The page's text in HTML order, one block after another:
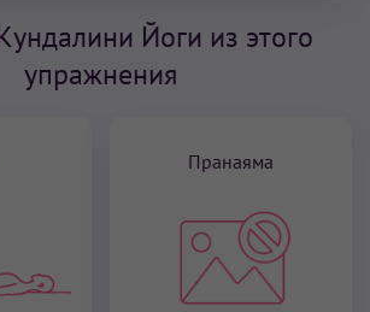
Йоги из этого
упражнения
Пранаяма